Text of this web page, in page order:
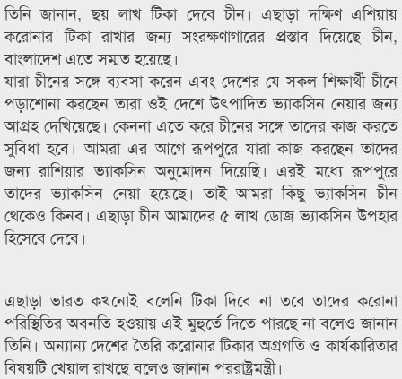
তিনি জানান, ছয় লাখ টিকা দেবে চীন। এছাড়া দক্ষিণ এশিয়ায়
করোনার টিকা রাখার জন্য সংরক্ষণাগারের প্রস্তাব দিয়েছে চীন,
বাংলাদেশ এতে সম্মত হয়েছে।
যারা চীনের সঙ্গে ব্যবসা করেন এবং দেশের যে সকল শিক্ষার্থী চীনে
পড়াশোনা করছেন তারা ওই দেশে উৎপাদিত ভ্যাকসিন নেয়ার জন্য
আগ্রহ দেখিয়েছে। কেননা এতে করে চীনের সঙ্গে তাদের কাজ করতে
সুবিধা হবে। আমরা এর আগে রূপপুরে যারা কাজ করছেন তাদের
জন্য রাশিয়ার ভ্যাকসিন অনুমোদন দিয়েছি। এরই মধ্যে রূপপুরে
তাদের ভ্যাকসিন নেয়া হয়েছে। তাই আমরা কিছু ভ্যাকসিন চীন
থেকেও কিনব। এছাড়া চীন আমাদের ৫ লাখ ডোজ ভ্যাকসিন উপহার
হিসেবে দেবে।
এছাড়া ভারত কখনোই বলেনি টিকা দিবে না তবে তাদের করোনা
পরিস্থিতির অবনতি হওয়ায় এই মুহুর্তে দিতে পারছে না বলেও জানান
তিনি। অন্যান্য দেশের তৈরি করোনার টিকার অগ্রগতি ও কার্যকারিতার
বিষয়টি খেয়াল রাখছে বলেও জানান পররাষ্ট্রমন্ত্রী।